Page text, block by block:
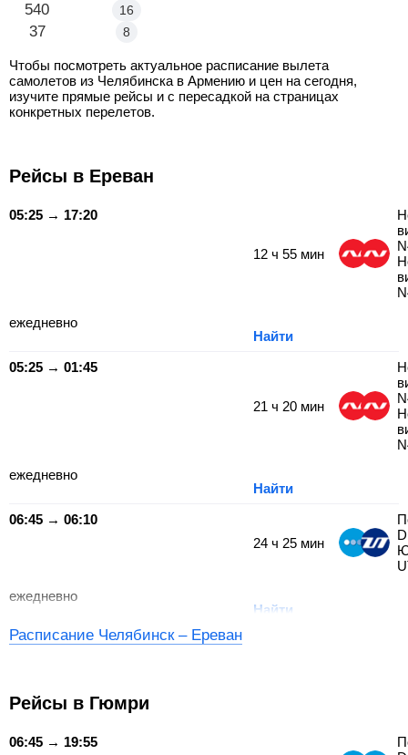
Челябинск - Ереван
540 16
Челябинск - Гюмри
37 8
Чтобы посмотреть актуальное расписание вылета
самолетов из Челябинска в Армению и цен на сегодня,
изучите прямые рейсы и с пересадкой на страницах
конкретных перелетов.
Рейсы в Ереван
05:25 → 17:20
12 ч 55 мин
ежедневно
Найти
05:25 → 01:45
21 ч 20 мин
ежедневно
Найти
06:45 → 06:10
24 ч 25 мин
ежедневно
Найти
Расписание Челябинск – Ереван
Рейсы в Гюмри
06:45 → 19:55